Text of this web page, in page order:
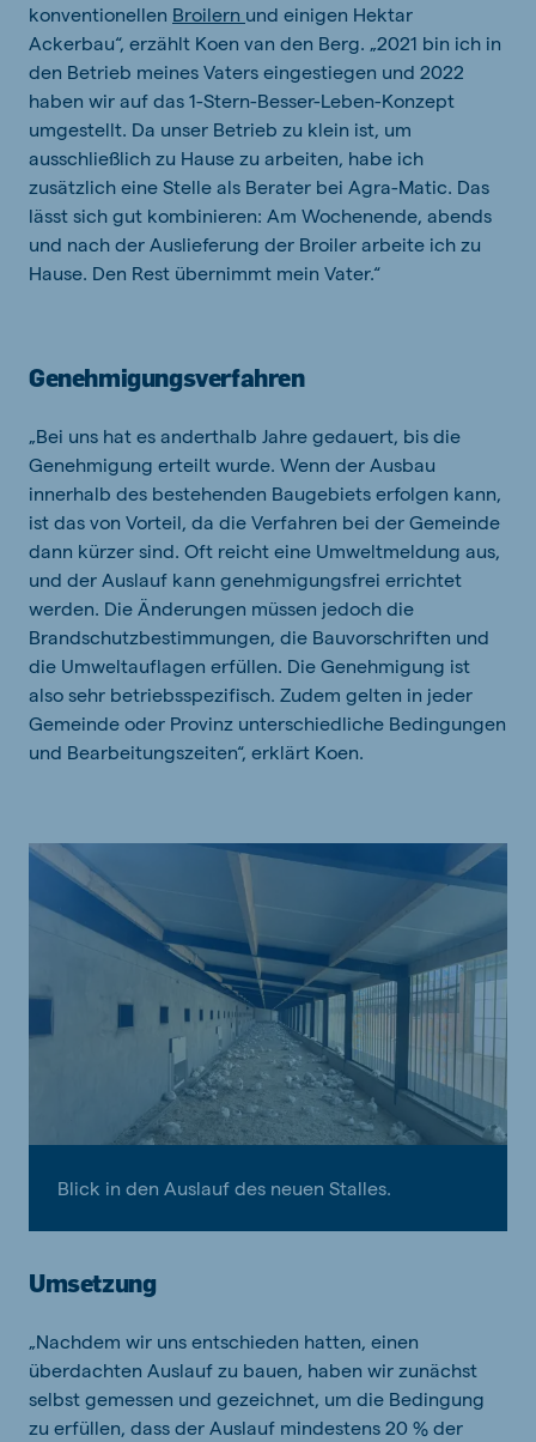
konventionellen Broilern und einigen Hektar
Ackerbau“, erzählt Koen van den Berg. „2021 bin ich in
den Betrieb meines Vaters eingestiegen und 2022
haben wir auf das 1-Stern-Besser-Leben-Konzept
umgestellt. Da unser Betrieb zu klein ist, um
ausschließlich zu Hause zu arbeiten, habe ich
zusätzlich eine Stelle als Berater bei Agra-Matic. Das
lässt sich gut kombinieren: Am Wochenende, abends
und nach der Auslieferung der Broiler arbeite ich zu
Hause. Den Rest übernimmt mein Vater.“
Genehmigungsverfahren
„Bei uns hat es anderthalb Jahre gedauert, bis die
Genehmigung erteilt wurde. Wenn der Ausbau
innerhalb des bestehenden Baugebiets erfolgen kann,
ist das von Vorteil, da die Verfahren bei der Gemeinde
dann kürzer sind. Oft reicht eine Umweltmeldung aus,
und der Auslauf kann genehmigungsfrei errichtet
werden. Die Änderungen müssen jedoch die
Brandschutzbestimmungen, die Bauvorschriften und
die Umweltauflagen erfüllen. Die Genehmigung ist
also sehr betriebsspezifisch. Zudem gelten in jeder
Gemeinde oder Provinz unterschiedliche Bedingungen
und Bearbeitungszeiten“, erklärt Koen.
Blick in den Auslauf des neuen Stalles.
Umsetzung
„Nachdem wir uns entschieden hatten, einen
überdachten Auslauf zu bauen, haben wir zunächst
selbst gemessen und gezeichnet, um die Bedingung
zu erfüllen, dass der Auslauf mindestens 20 % der